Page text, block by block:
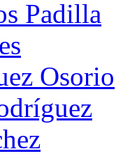
Padilla
Osorio